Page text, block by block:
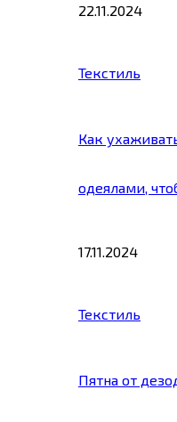
22.11.2024
Текстиль
Как
одеялами,
17.11.2024
Текстиль
Пятна от